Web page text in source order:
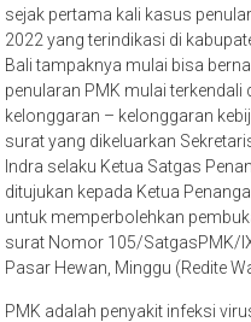
sejak pertama kali kasus
2022 yang terindikasi di
Bali tampaknya mulai bisa
penularan PMK mulai
kelonggaran – kelonggaran
surat yang dikeluarkan
Indra selaku Ketua Satgas
ditujukan kepada Ketua
untuk memperbolehkan
surat Nomor 105/SatgasPMK/
Pasar Hewan, Minggu (Redite
PMK adalah penyakit infeksi